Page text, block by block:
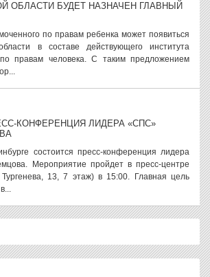
ОБЛАСТИ БУДЕТ НАЗНАЧЕН ГЛАВНЫЙ
по правам ребенка может появиться
в составе действующего института
по правам человека. С таким предложением
КОНФЕРЕНЦИЯ ЛИДЕРА «СПС»
состоится пресс-конференция лидера
Мероприятие пройдет в пресс-центре
13, 7 этаж) в 15:00. Главная цель